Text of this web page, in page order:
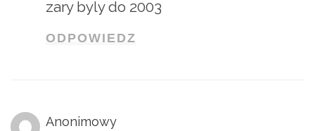
zary byly do 2003
ODPOWIEDZ
Anonimowy